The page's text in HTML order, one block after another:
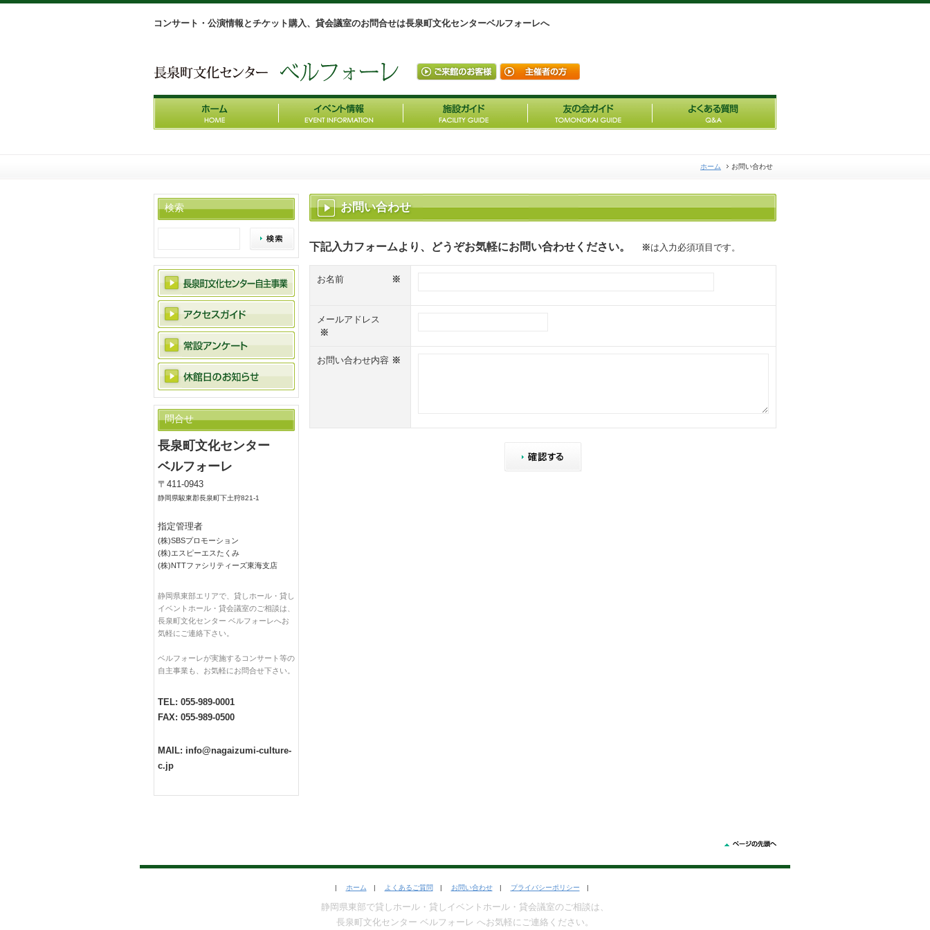
コンサート・公演情報とチケット購入、貸会議室のお問合せは長泉町文化センターベルフォーレへ
ホーム お問い合わせ
お問い合わせ
下記入力フォームより、どうぞお気軽にお問い合わせください。 ※は入力必須項目です。
お名前 ※
メールアドレス
※
お問い合わせ内容 ※
検索
問合せ
長泉町文化センター
ベルフォーレ
〒411-0943
静岡県駿東郡長泉町下土狩821-1
指定管理者
(株)SBSプロモーション
(株)エスピーエスたくみ
(株)NTTファシリティーズ東海支店
静岡県東部エリアで、貸しホール・貸し
イベントホール・貸会議室のご相談は、
長泉町文化センター ベルフォーレへお
気軽にご連絡下さい。
ベルフォーレが実施するコンサート等の
自主事業も、お気軽にお問合せ下さい。
TEL: 055-989-0001
FAX: 055-989-0500
MAIL: info@nagaizumi-culture-
c.jp
| ホーム | よくあるご質問 | お問い合わせ| プライバシーポリシー |
静岡県東部で貸しホール・貸しイベントホール・貸会議室のご相談は、
長泉町文化センター ベルフォーレ へお気軽にご連絡ください。